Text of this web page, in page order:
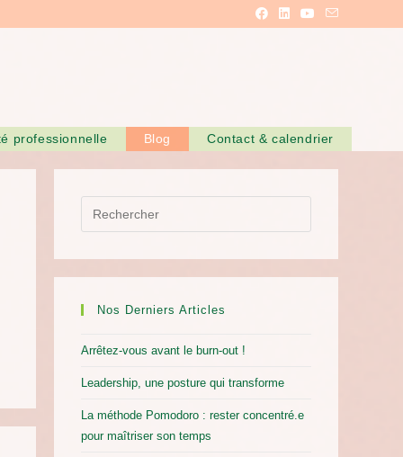
professionnelle Blog Contact & calendrier
Nos Derniers Articles
Arrêtez-vous avant le burn-out !
Leadership, une posture qui transforme
La méthode Pomodoro : rester concentré.e
pour maîtriser son temps